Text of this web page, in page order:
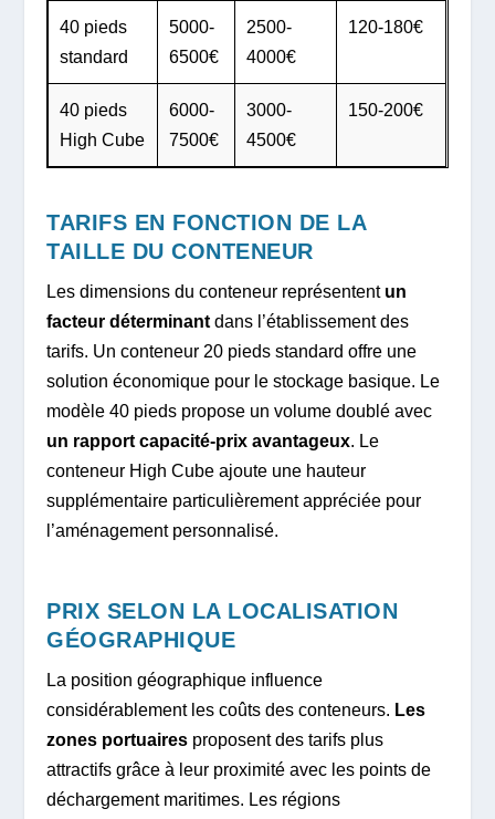
40 pieds
standard
5000-
6500€
2500-
4000€
120-180€
40 pieds
High Cube
6000-
7500€
3000-
4500€
150-200€
TARIFS EN FONCTION DE LA
TAILLE DU CONTENEUR
Les dimensions du conteneur représentent un
facteur déterminantdans l’établissement des
tarifs. Un conteneur 20 pieds standard offre une
solution économique pour le stockage basique. Le
modèle 40 pieds propose un volume doublé avec
un rapport capacité-prix avantageux. Le
conteneur High Cube ajoute une hauteur
supplémentaire particulièrement appréciée pour
l’aménagement personnalisé.
PRIX SELON LA LOCALISATION
GÉOGRAPHIQUE
La position géographique influence
considérablement les coûts des conteneurs. Les
zones portuaires proposent des tarifs plus
attractifs grâce à leur proximité avec les points de
déchargement maritimes. Les régions